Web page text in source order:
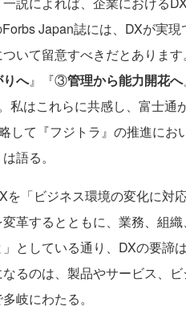
Japan誌には、DXが実
ついて留意すべきだとありま
へ』『③管理から能力開花へ
私はこれらに共感し、富士通
して『フジトラ』の推進に
語る。
「ビジネス環境の変化に対
革するとともに、業務、組
としている通り、DXの要諦
るのは、製品やサービス、
岐にわたる。